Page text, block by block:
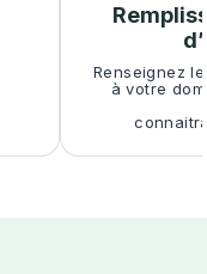
Renseignez
à votre